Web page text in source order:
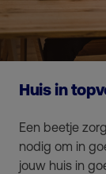
Huis in
Een beetje
nodig om in
jouw huis in